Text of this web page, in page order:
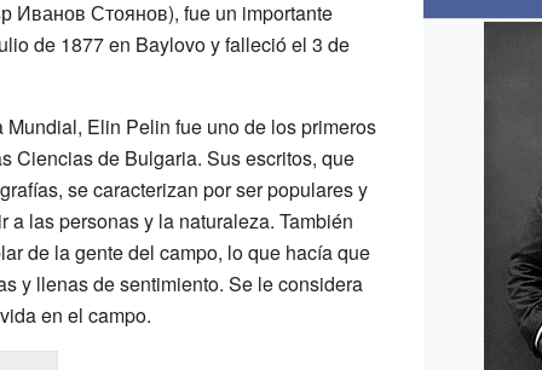
Иванов Стоянов), fue un importante
de 1877 en Baylovo y falleció el 3 de
Elin Pelin fue uno de los primeros
Ciencias de Bulgaria. Sus escritos, que
se caracterizan por ser populares y
a las personas y la naturaleza. También
de la gente del campo, lo que hacía que
y llenas de sentimiento. Se le considera
en el campo.